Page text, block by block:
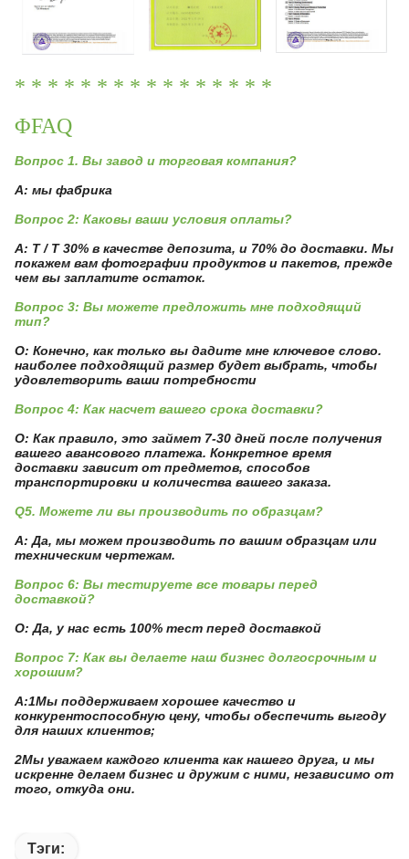
* * * * * * * * * * * * * * * *
ΦFAQ
Вопрос 1. Вы завод и торговая компания?
А: мы фабрика
Вопрос 2: Каковы ваши условия оплаты?
A: T / T 30% в качестве депозита, и 70% до доставки. Мы
покажем вам фотографии продуктов и пакетов, прежде
чем вы заплатите остаток.
Вопрос 3: Вы можете предложить мне подходящий
тип?
О: Конечно, как только вы дадите мне ключевое слово.
наиболее подходящий размер будет выбрать, чтобы
удовлетворить ваши потребности
Вопрос 4: Как насчет вашего срока доставки?
О: Как правило, это займет 7-30 дней после получения
вашего авансового платежа. Конкретное время
доставки зависит от предметов, способов
транспортировки и количества вашего заказа.
Q5. Можете ли вы производить по образцам?
A: Да, мы можем производить по вашим образцам или
техническим чертежам.
Вопрос 6: Вы тестируете все товары перед
доставкой?
О: Да, у нас есть 100% тест перед доставкой
Вопрос 7: Как вы делаете наш бизнес долгосрочным и
хорошим?
А:1Мы поддерживаем хорошее качество и
конкурентоспособную цену, чтобы обеспечить выгоду
для наших клиентов;
2Мы уважаем каждого клиента как нашего друга, и мы
искренне делаем бизнес и дружим с ними, независимо от
того, откуда они.
Тэги: